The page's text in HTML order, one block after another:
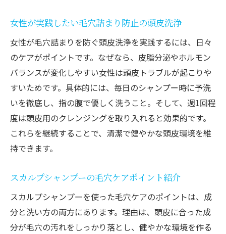
女性が実践したい毛穴詰まり防止の頭皮洗浄
女性が毛穴詰まりを防ぐ頭皮洗浄を実践するには、日々
のケアがポイントです。なぜなら、皮脂分泌やホルモン
バランスが変化しやすい女性は頭皮トラブルが起こりや
すいためです。具体的には、毎日のシャンプー時に予洗
いを徹底し、指の腹で優しく洗うこと。そして、週1回程
度は頭皮用のクレンジングを取り入れると効果的です。
これらを継続することで、清潔で健やかな頭皮環境を維
持できます。
スカルプシャンプーの毛穴ケアポイント紹介
スカルプシャンプーを使った毛穴ケアのポイントは、成
分と洗い方の両方にあります。理由は、頭皮に合った成
分が毛穴の汚れをしっかり落とし、健やかな環境を作る